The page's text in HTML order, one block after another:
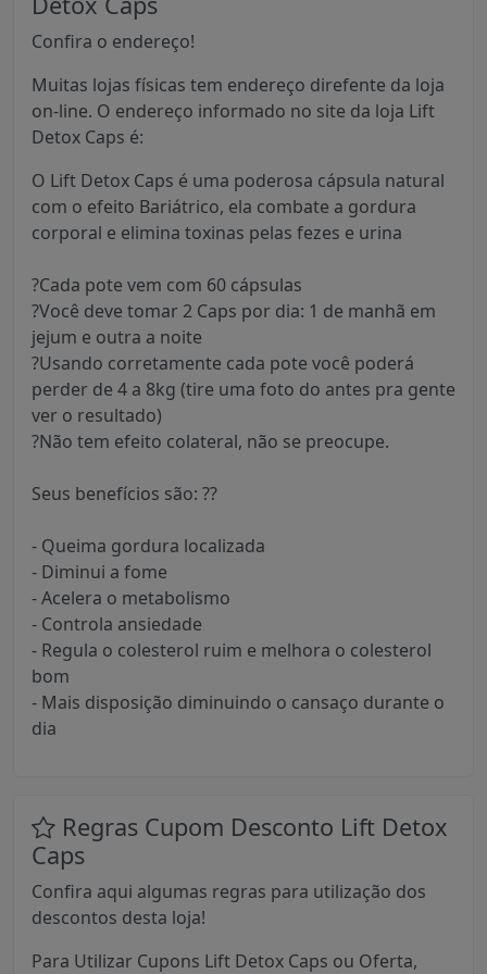
Confira o endereço!
Muitas lojas físicas tem endereço direfente da loja
on-line. O endereço informado no site da loja Lift
Detox Caps é:
O Lift Detox Caps é uma poderosa cápsula natural
com o efeito Bariátrico, ela combate a gordura
corporal e elimina toxinas pelas fezes e urina
?Cada pote vem com 60 cápsulas
?Você deve tomar 2 Caps por dia: 1 de manhã em
jejum e outra a noite
?Usando corretamente cada pote você poderá
perder de 4 a 8kg (tire uma foto do antes pra gente
ver o resultado)
?Não tem efeito colateral, não se preocupe.
Seus benefícios são: ??
- Queima gordura localizada
- Diminui a fome
- Acelera o metabolismo
- Controla ansiedade
- Regula o colesterol ruim e melhora o colesterol
bom
- Mais disposição diminuindo o cansaço durante o
dia
Regras Cupom Desconto Lift Detox
Caps
Confira aqui algumas regras para utilização dos
descontos desta loja!
Para Utilizar Cupons Lift Detox Caps ou Oferta,